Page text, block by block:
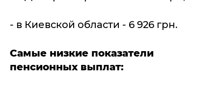
- в Киевской области - 6 926 грн.
Самые низкие показатели
пенсионных выплат: